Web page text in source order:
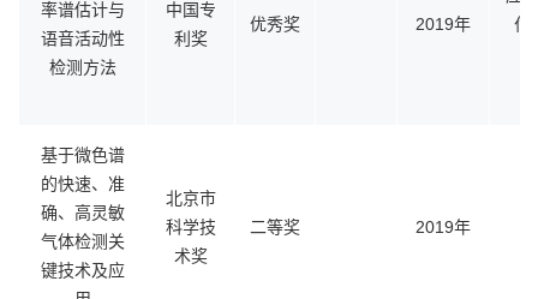
率谱估计与
语音活动性
检测方法
中国专
利奖
优秀奖 2019年
付
基于微色谱
的快速、准
确、高灵敏
气体检测关
键技术及应
北京市
科学技
术奖
二等奖 2019年